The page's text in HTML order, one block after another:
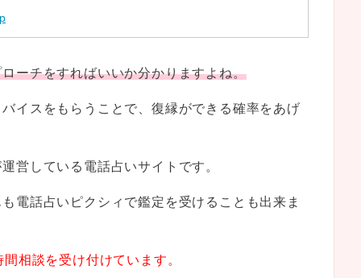
ーチをすればいいか分かりますよね。
イスをもらうことで、復縁ができる確率をあげ
営している電話占いサイトです。
電話占いピクシィで鑑定を受けることも出来ま
相談を受け付けています。